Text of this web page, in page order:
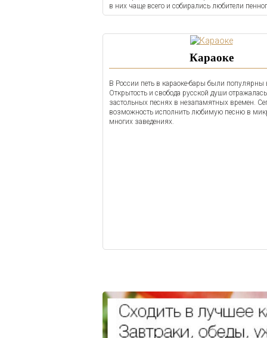
в них чаще всего и собирались любители
Караоке
В России петь в караоке-бары были популярны
Открытость и свобода русской души
застольных песнях в незапамятных времен.
возможность исполнить любимую песню в
многих заведениях.